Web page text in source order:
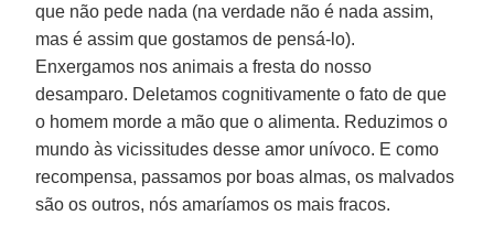
que não pede nada (na verdade não é nada assim,
mas é assim que gostamos de pensá-lo).
Enxergamos nos animais a fresta do nosso
desamparo. Deletamos cognitivamente o fato de que
o homem morde a mão que o alimenta. Reduzimos o
mundo às vicissitudes desse amor unívoco. E como
recompensa, passamos por boas almas, os malvados
são os outros, nós amaríamos os mais fracos.